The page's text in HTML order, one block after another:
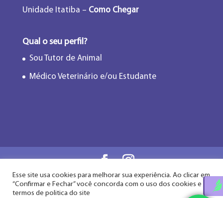
Unidade Itatiba – Como Chegar
Qual o seu perfil?
Sou Tutor de Animal
Médico Veterinário e/ou Estudante
Flor de Lótus Acupuntura Veterinária® - Desde
Esse site usa cookies para melhorar sua experiência. Ao clicar em
“Confirmar e Fechar” você concorda com o uso dos cookies e
termos de politica do site